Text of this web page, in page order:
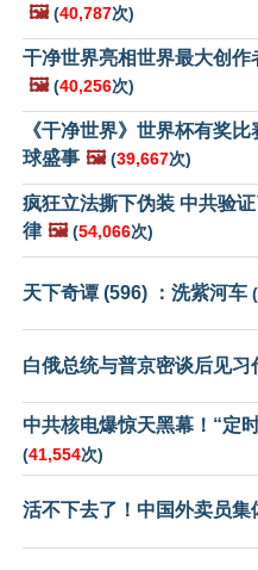
🖼️ (40,787次)
干净世界亮相世界最大创
🖼️ (40,256次)
《干净世界》世界杯有奖
球盛事 🖼️ (39,667次)
疯狂立法撕下伪装 中共验
律 🖼️ (54,066次)
天下奇谭 (596) ：洗紫河车 (
白俄总统与普京密谈后见习
中共核电爆惊天黑幕！“定
(41,554次)
活不下去了！中国外卖员集